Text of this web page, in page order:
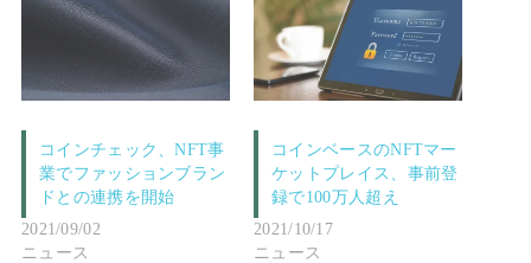
コインチェック、NFT事
業でファッションブラン
ドとの連携を開始
2021/09/02
ニュース
コインベースのNFTマー
ケットプレイス、事前登
録で100万人超え
2021/10/17
ニュース